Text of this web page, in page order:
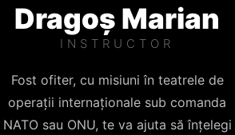
Dragoș Marian
INSTRUCTOR
Fost ofiter, cu misiuni în teatrele de
operații internaționale sub comanda
NATO sau ONU, te va ajuta să înțelegi